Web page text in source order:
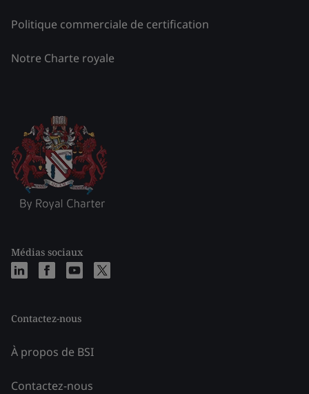
Politique commerciale de certification
Notre Charte royale
Médias sociaux
Contactez-nous
À propos de BSI
Contactez-nous